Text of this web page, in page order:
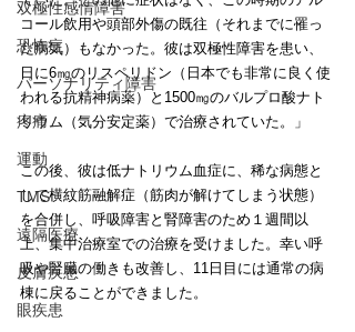
双極性感情障害
恐怖症
パーソナリティ障害
疼痛
運動
TMS
遠隔医療
皮膚疾患
眼疾患
コール飲用や頭部外傷の既往（それまでに罹っ
た病気）もなかった。彼は双極性障害を患い、
日に6㎎のリスペリドン（日本でも非常に良く使
われる抗精神病薬）と1500㎎のバルプロ酸ナト
リウム（気分安定薬）で治療されていた。」
この後、彼は低ナトリウム血症に、稀な病態と
して横紋筋融解症（筋肉が解けてしまう状態）
を合併し、呼吸障害と腎障害のため１週間以
上、集中治療室での治療を受けました。幸い呼
吸や腎臓の働きも改善し、11日目には通常の病
棟に戻ることができました。